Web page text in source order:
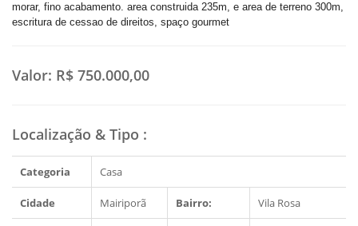
morar, fino acabamento. area construida 235m, e area de terreno 300m,
escritura de cessao de direitos, spaço gourmet
Valor: R$ 750.000,00
Localização & Tipo :
Categoria Casa
Cidade Mairiporã Bairro: Vila Rosa